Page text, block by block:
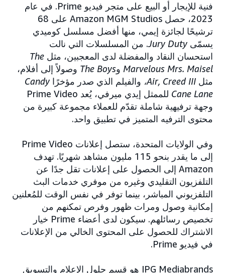
فنية للإيجار أو البيع على متجر فيديو Prime. في عام
2023، حصل Amazon MGM Studios على 68
ترشيحًا لجائزة إيمي، منها أفضل مسلسل كوميدي
يسمّى Jury Duty. من المسلسلات التي نالت
استحسان النقاد والمفضلة لدى المعجبين، مثل The
Marvelous Mrs. Maisel وThe Boys وصولاً إلى أفلام،
مثل
والفيلم الذي صدر مؤخرًا Candy
Cane Lane
للممثل إيدي ميرفي، يُعد Prime Video
وجهة ترفيهية شاملة تقدّم للعملاء مجموعة كبيرة من
محتوى الترفيه المتميز في تطبيق واحد.
وفي الولايات المتحدة، ستصل إعلانات Prime Video
إلى ما يقدر بنحو 115 مليون مشاهد شهريًا. تهدف
Amazon إلى الحصول على إعلانات تقل جدًا عن
التلفزيون التقليدي وغيره من موفري خدمات البث
التلفزيوني المباشر، بينما توفر في نفس الوقت للمُعلنين
إمكانية وصول ومرات ظهور وفرص تمكنهم من
تخصيص رسائلهم. سيكون لدى أعضاء Prime خيار
الاشتراك للحصول على المحتوى الخالي من الإعلانات
في فيديو Prime.
IPG Mediabrands هو قسم حلول الإعلام والتسويق